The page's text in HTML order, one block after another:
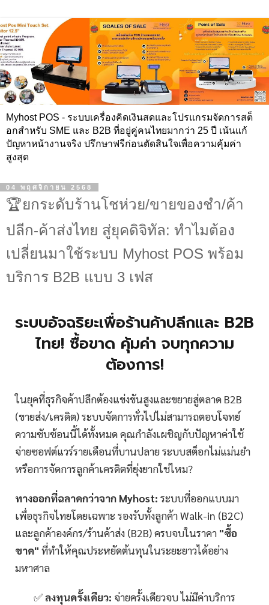
Myhost POS - ระบบเครื่องคิดเงินสดและโปรแกรมจัดการสต็
อกสำหรับ SME และ B2B ที่อยู่คู่คนไทยมากว่า 25 ปี เน้นแก้
ปัญหาหน้างานจริง ปรึกษาฟรีก่อนตัดสินใจเพื่อความคุ้มค่า
สูงสุด
04 พฤศจิกายน 2568
🏆ยกระดับร้านโชห่วย/ขายของชำ/ค้า
ปลีก-ค้าส่งไทย สู่ยุคดิจิทัล: ทำไมต้อง
เปลี่ยนมาใช้ระบบ Myhost POS พร้อม
บริการ B2B แบบ 3 เฟส
ระบบอัจฉริยะเพื่อร้านค้าปลีกและ B2B
ไทย! ซื้อขาด คุ้มค่า จบทุกความ
ต้องการ!
ในยุคที่ธุรกิจค้าปลีกต้องแข่งขันสูงและขยายสู่ตลาด B2B
(ขายส่ง/เครดิต) ระบบจัดการทั่วไปไม่สามารถตอบโจทย์
ความซับซ้อนนี้ได้ทั้งหมด คุณกำลังเผชิญกับปัญหาค่าใช้
จ่ายซอฟต์แวร์รายเดือนที่บานปลาย ระบบสต็อกไม่แม่นยำ
หรือการจัดการลูกค้าเครดิตที่ยุ่งยากใช่ไหม?
ทางออกที่ฉลาดกว่าจาก Myhost: ระบบที่ออกแบบมา
เพื่อธุรกิจไทยโดยเฉพาะ รองรับทั้งลูกค้า Walk-in (B2C)
และลูกค้าองค์กร/ร้านค้าส่ง (B2B) ครบจบในราคา "ซื้อ
ขาด" ที่ทำให้คุณประหยัดต้นทุนในระยะยาวได้อย่าง
มหาศาล
✅ลงทุนครั้งเดียว: จ่ายครั้งเดียวจบ ไม่มีค่าบริการ